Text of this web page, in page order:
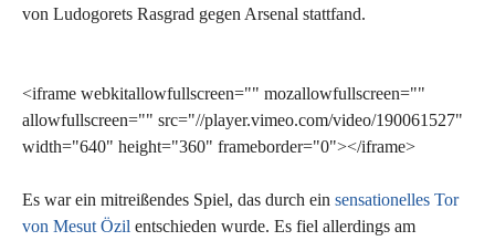
von Ludogorets Rasgrad gegen Arsenal stattfand.
<iframe webkitallowfullscreen="" mozallowfullscreen=""
allowfullscreen="" src="//player.vimeo.com/video/190061527"
width="640" height="360" frameborder="0"></iframe>
Es war ein mitreißendes Spiel, das durch ein sensationelles Tor
von Mesut Özil entschieden wurde. Es fiel allerdings am